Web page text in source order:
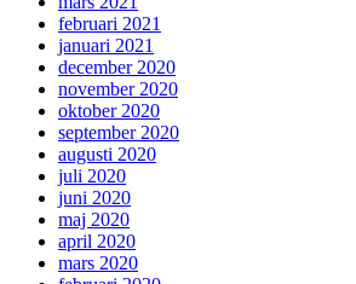
februari 2021
januari 2021
december 2020
november 2020
oktober 2020
september 2020
augusti 2020
juli 2020
juni 2020
maj 2020
april 2020
mars 2020